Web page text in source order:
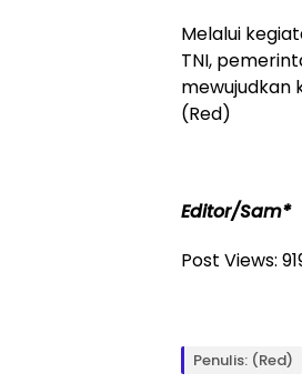
Melalui
TNI,
mewujudkan
(Red)
Editor/Sam*
Post Views:
Penulis: (Red)